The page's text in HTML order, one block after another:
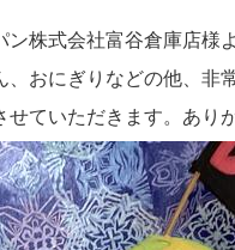
株式会社富谷倉庫店様
おにぎりなどの他、非
ていただきます。あり